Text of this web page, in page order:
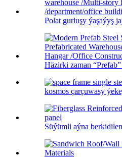
Polat gurluşy ýaşaýyş
Häzirki zaman
kosmos çarçuwasy
Süýümli aýna